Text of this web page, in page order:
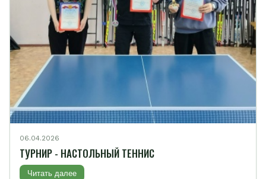
06.04.2026
ТУРНИР - НАСТОЛЬНЫЙ ТЕННИС
Читать далее